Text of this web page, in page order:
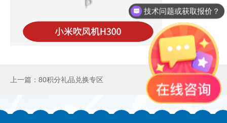
上一篇：80积分礼品兑换专区
技术问题或获取报价？